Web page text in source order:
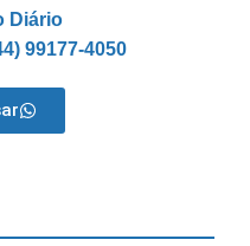
Diário
99177-4050